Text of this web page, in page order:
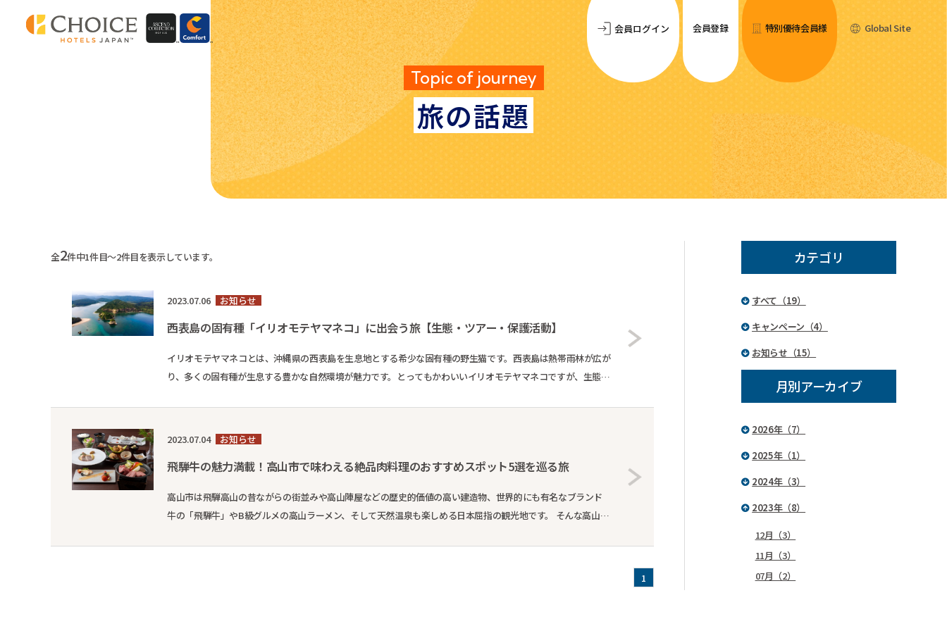
Topic of journey
旅の話題
会員ログイン 会員登録 特別優待会員様 Global Site
全2件中1件目～2件目を表示しています。
2023.07.06 お知らせ
西表島の固有種「イリオモテヤマネコ」に出会う旅【生態・ツアー・保護活動】
イリオモテヤマネコとは、沖縄県の西表島を生息地とする希少な固有種の野生猫です。西表島は熱帯雨林が広が
り、多くの固有種が生息する豊かな自然環境が魅力です。とってもかわいいイリオモテヤマネコですが、生態や
2023.07.04 お知らせ
飛騨牛の魅力満載！高山市で味わえる絶品肉料理のおすすめスポット5選を巡る旅
高山市は飛騨高山の昔ながらの街並みや高山陣屋などの歴史的価値の高い建造物、世界的にも有名なブランド
牛の「飛騨牛」やB級グルメの高山ラーメン、そして天然温泉も楽しめる日本屈指の観光地です。 そんな高山市
1
カテゴリ
すべて（19）
キャンペーン（4）
お知らせ（15）
月別アーカイブ
2026年（7）
2025年（1）
2024年（3）
2023年（8）
12月（3）
11月（3）
07月（2）